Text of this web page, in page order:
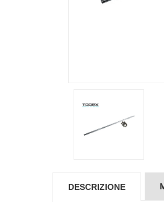
DESCRIZIONE